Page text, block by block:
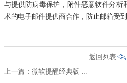
与提供防病毒保护，附件恶意软件分析
术的电子邮件提供商合作，防止邮箱受到
上一篇：微软提醒经典版 Teams 用户：7 月 1 日将停止支持
返回列表